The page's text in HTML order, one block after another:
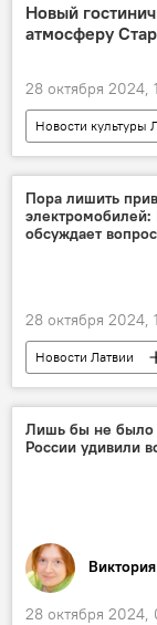
Новый
атмосферу
28 октября 2024,
Новости культуры
Старая Рига
Юрис Дамбис
Пора лишить
электромобилей:
обсуждает вопрос
28 октября 2024,
Новости Латвии
электромобиль
Лишь бы не было
России удивили
28 октября 2024,